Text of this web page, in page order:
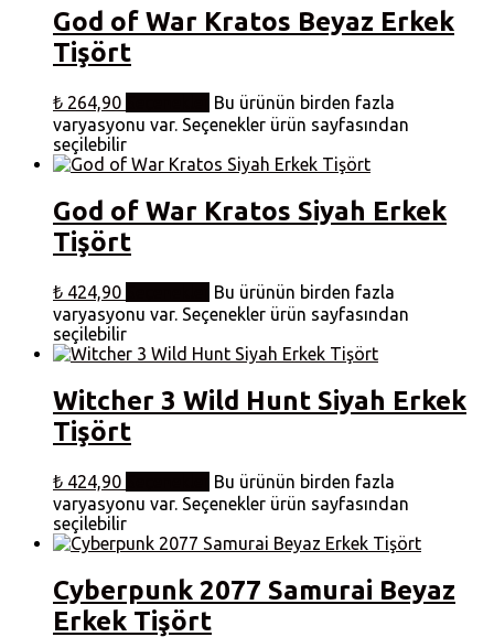
God of War Kratos Beyaz Erkek
Tişört
₺ 264,90
Bu ürünün birden fazla
varyasyonu var. Seçenekler ürün sayfasından
seçilebilir
God of War Kratos Siyah Erkek
Tişört
₺ 424,90
Bu ürünün birden fazla
varyasyonu var. Seçenekler ürün sayfasından
seçilebilir
Witcher 3 Wild Hunt Siyah Erkek
Tişört
₺ 424,90
Bu ürünün birden fazla
varyasyonu var. Seçenekler ürün sayfasından
seçilebilir
Cyberpunk 2077 Samurai Beyaz
Erkek Tişört